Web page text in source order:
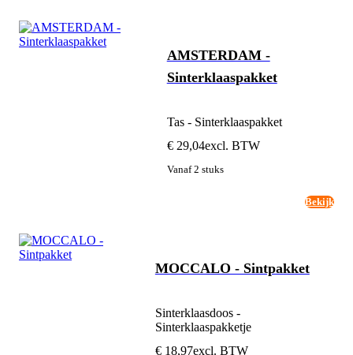
AMSTERDAM -
Sinterklaaspakket
Tas - Sinterklaaspakket
€ 29,04excl. BTW
Vanaf 2 stuks
Bekijk
MOCCALO - Sintpakket
Sinterklaasdoos -
Sinterklaaspakketje
€ 18,97excl. BTW